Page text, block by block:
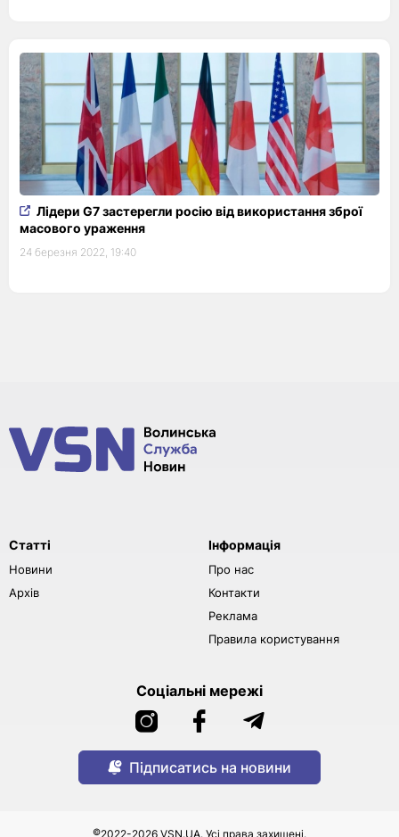
Лідери G7 застерегли росію від використання зброї
масового ураження
24 березня 2022, 19:40
Статті
Новини
Архів
Інформація
Про нас
Контакти
Реклама
Правила користування
Соціальні мережі
Підписатись на новини
©2022-2026 VSN.UA. Усі права захищені.